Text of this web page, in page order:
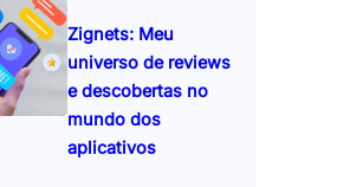
Zignets: Meu
universo de reviews
e descobertas no
mundo dos
aplicativos